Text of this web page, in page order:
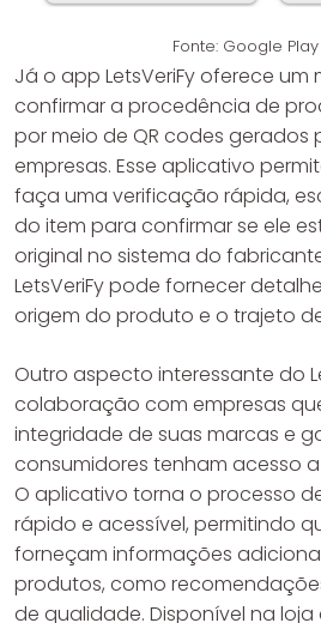
Fonte: Google
Já o app LetsVeriFy oferece
confirmar a procedência de
por meio de QR codes gerados
empresas. Esse aplicativo
faça uma verificação rápida,
do item para confirmar se ele
original no sistema do
LetsVeriFy pode fornecer
origem do produto e o trajeto
Outro aspecto interessante do
colaboração com empresas
integridade de suas marcas e
consumidores tenham acesso
O aplicativo torna o processo
rápido e acessível, permitindo
forneçam informações
produtos, como
de qualidade. Disponível na loja